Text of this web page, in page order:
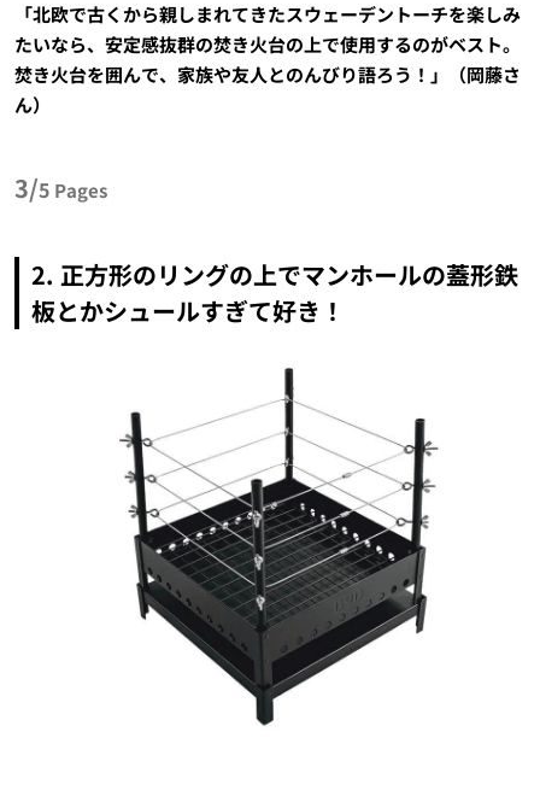
「北欧で古くから親しまれてきたスウェーデントーチを楽しみ
たいなら、安定感抜群の焚き火台の上で使用するのがベスト。
焚き火台を囲んで、家族や友人とのんびり語ろう！」（岡藤さ
ん）
3/5 Pages
2. 正方形のリングの上でマンホールの蓋形鉄
板とかシュールすぎて好き！